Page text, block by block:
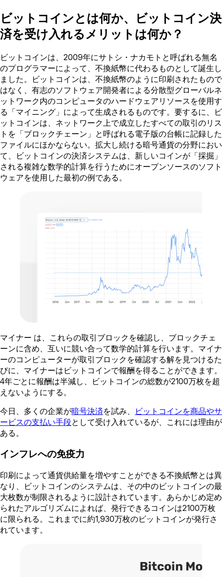
ビットコインとは何か、ビットコイン決
済を受け入れるメリットは何か？
ビットコインは、2009年にサトシ・ナカモトと呼ばれる無名
のプログラマーによって、不換紙幣に代わるものとして誕生し
ました。ビットコインは、不換紙幣のように印刷されたもので
はなく、有志のソフトウェア開発者による分散型グローバルネ
ットワーク内のコンピュータのハードウェアリソースを使用す
る「マイニング」によって生成されるものです。要するに、ビ
ットコインは、ネットワーク上で成立したすべての取引のリス
トを「ブロックチェーン」と呼ばれる電子版の台帳に記録した
ファイルにほかならない。拡大し続ける暗号通貨の分野におい
て、ビットコインの決済システムは、新しいコインが「採掘」
される複雑な数学的計算を行うためにオープンソースのソフト
ウェアを使用した最初の例である。
マイナー は、これらの取引ブロックを確認し、ブロックチェ
ーンに含め、互いに競い合って数学的計算を行います。マイナ
ーのコンピューターが取引ブロックを確認する解を見つけるた
びに、マイナーはビットコインで報酬を得ることができます。
4年ごとに報酬は半減し、ビットコインの総数が2100万枚を超
えないようにする。
今日、多くの企業が暗号決済を試み、
ビットコインを商品やサ
ービスの支払い手段として受け入れているが、これには理由が
ある。
インフレへの免疫力
印刷によって通貨供給量を増やすことができる不換紙幣とは異
なり、ビットコインのシステムは、その中のビットコインの最
大枚数が制限されるように設計されています。あらかじめ定め
られたアルゴリズムによれば、発行できるコインは2100万枚
に限られる。これまでに約1,930万枚のビットコインが発行さ
れています。